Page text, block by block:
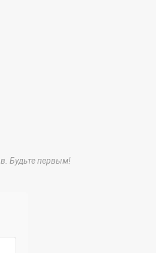
Будьте первым!